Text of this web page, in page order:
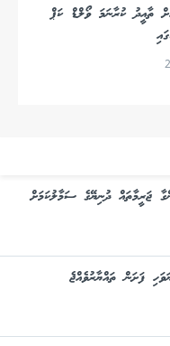
ތާއީދު ކުރާނަމަ ވޯލްޑް ކަޕް
ޖަރީމާތައް ދުނިޔޭގެ ސަމާލުކަމަށް
ފަށަން ތައްޔާރުވެއްޖެ